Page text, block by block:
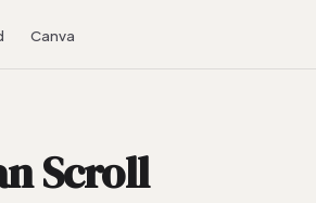
Canva
Scroll